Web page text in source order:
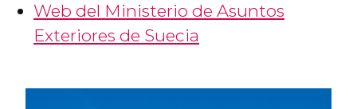
Web del Ministerio de Asuntos
Exteriores de Suecia